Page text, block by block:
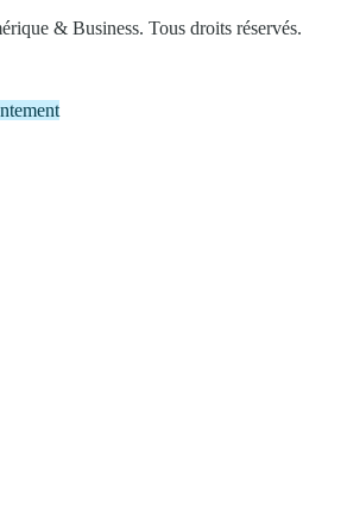
& Business. Tous droits réservés.